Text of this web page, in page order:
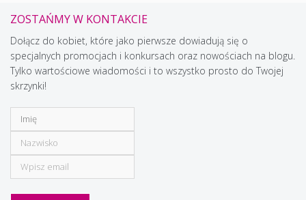
ZOSTAŃMY W KONTAKCIE
Dołącz do kobiet, które jako pierwsze dowiadują się o
specjalnych promocjach i konkursach oraz nowościach na blogu.
Tylko wartościowe wiadomości i to wszystko prosto do Twojej
skrzynki!